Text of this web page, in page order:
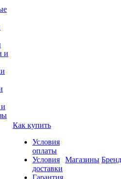
и
Как купить
Условия
оплаты
Условия
доставки
Гарантия
Магазины